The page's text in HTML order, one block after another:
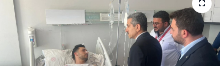
Spor
Teknoloji